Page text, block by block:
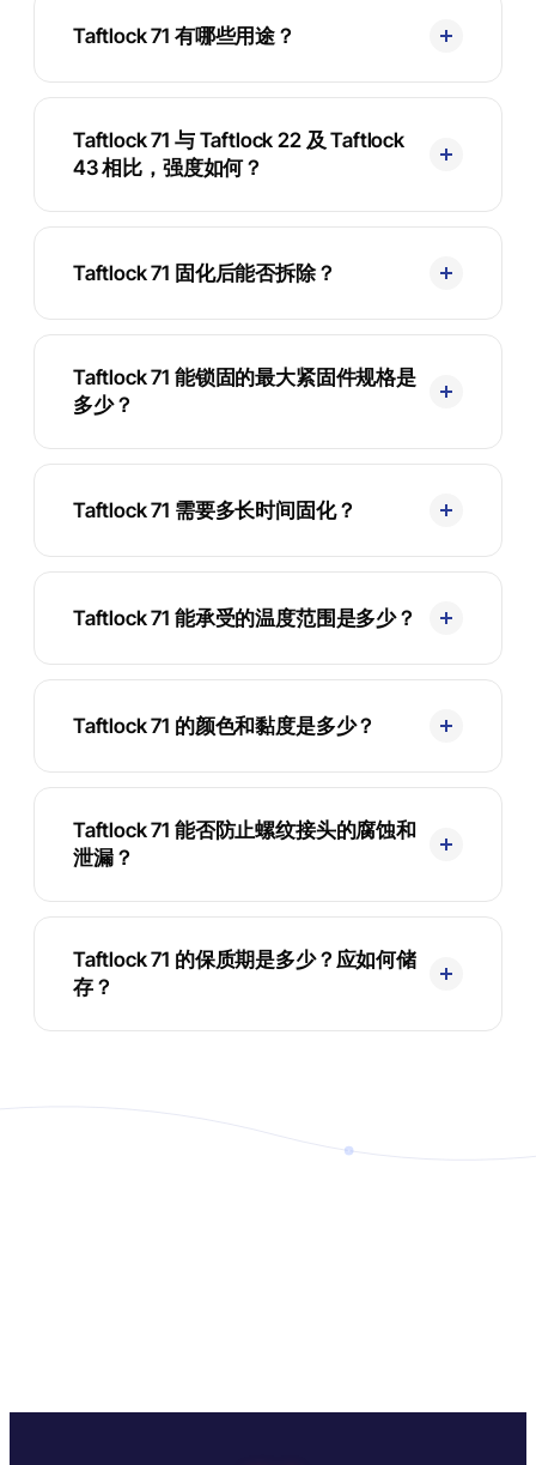
Taftlock 71 有哪些用途？
Taftlock 71 与 Taftlock 22 及 Taftlock
43 相比，强度如何？
Taftlock 71 固化后能否拆除？
Taftlock 71 能锁固的最大紧固件规格是
多少？
Taftlock 71 需要多长时间固化？
Taftlock 71 能承受的温度范围是多少？
Taftlock 71 的颜色和黏度是多少？
Taftlock 71 能否防止螺纹接头的腐蚀和
泄漏？
Taftlock 71 的保质期是多少？应如何储
存？